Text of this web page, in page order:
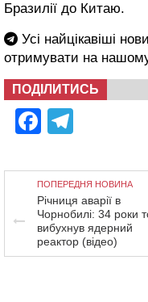
Бразилії до Китаю.
Усі найцікавіші
отримувати на
ПОДІЛИТИСЬ
Facebook
ПОПЕРЕДНЯ НОВИНА
Річниця аварії в
Чорнобилі: 34 роки
вибухнув ядерний
реактор (відео)